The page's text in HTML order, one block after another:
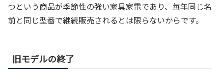
つという商品が季節性の強い家具家電であり、毎年同じ名
前と同じ型番で継続販売されるとは限らないからです。
旧モデルの終了